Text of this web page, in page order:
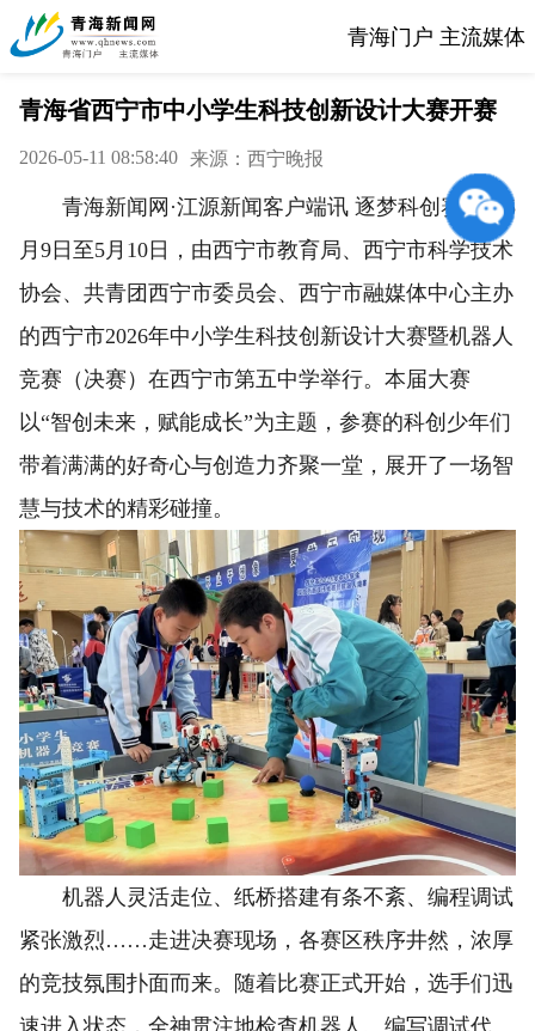
青海门户 主流媒体
青海省西宁市中小学生科技创新设计大赛开赛
2026-05-11 08:58:40 来源：西宁晚报
青海新闻网·江源新闻客户端讯 逐梦科创赛场！5
月9日至5月10日，由西宁市教育局、西宁市科学技术
协会、共青团西宁市委员会、西宁市融媒体中心主办
的西宁市2026年中小学生科技创新设计大赛暨机器人
竞赛（决赛）在西宁市第五中学举行。本届大赛
以“智创未来，赋能成长”为主题，参赛的科创少年们
带着满满的好奇心与创造力齐聚一堂，展开了一场智
慧与技术的精彩碰撞。
机器人灵活走位、纸桥搭建有条不紊、编程调试
紧张激烈……走进决赛现场，各赛区秩序井然，浓厚
的竞技氛围扑面而来。随着比赛正式开始，选手们迅
速进入状态，全神贯注地检查机器人、编写调试代